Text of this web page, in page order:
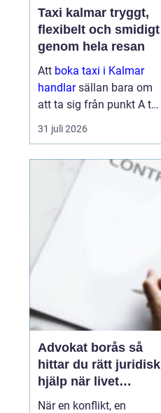
Taxi kalmar tryggt,
flexibelt och smidigt
genom hela resan
Att boka taxi i Kalmar
handlarsällan bara om
att ta sig från punkt A till
punkt B. För många är
resan en viktig del av
semestern. En pålitlig
taxiresa kan betyda att
31 juli 2026
Advokat borås så
hittar du rätt juridisk
hjälp när livet
krånglar
När en konflikt, en